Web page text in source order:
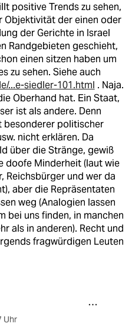
positive Trends zu sehen,
Objektivität der einen oder
der Gerichte in Israel
Randgebieten geschieht,
einen sitzen haben um
zu sehen. Siehe auch
...e-siedler-101.html . Naja.
Oberhand hat. Ein Staat,
ist als andere. Denn
besonderer politischer
nicht erklären. Da
über die Stränge, gewiß
doofe Minderheit (laut wie
Reichsbürger und wer da
aber die Repräsentaten
weg (Analogien lassen
bei uns finden, in manchen
als in anderen). Recht und
fragwürdigen Leuten
Uhr